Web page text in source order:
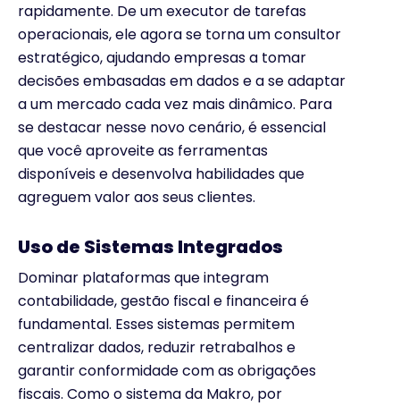
rapidamente. De um executor de tarefas
operacionais, ele agora se torna um consultor
estratégico, ajudando empresas a tomar
decisões embasadas em dados e a se adaptar
a um mercado cada vez mais dinâmico. Para
se destacar nesse novo cenário, é essencial
que você aproveite as ferramentas
disponíveis e desenvolva habilidades que
agreguem valor aos seus clientes.
Uso de Sistemas Integrados
Dominar plataformas que integram
contabilidade, gestão fiscal e financeira é
fundamental. Esses sistemas permitem
centralizar dados, reduzir retrabalhos e
garantir conformidade com as obrigações
fiscais. Como o sistema da Makro, por